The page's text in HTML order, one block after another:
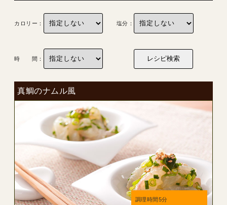
カロリー： 塩分：
時 間：
真鯛のナムル風
調理時間5分